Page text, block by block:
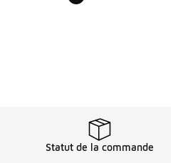
Statut de la commande